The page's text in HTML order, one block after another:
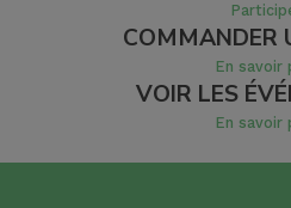
COMMANDER
En savoir
VOIR LES
En savoir